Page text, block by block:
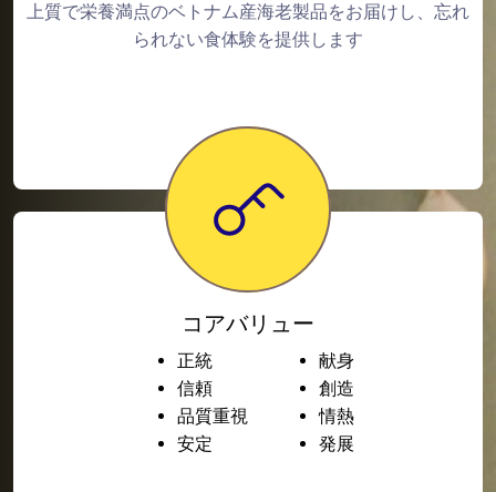
上質で栄養満点のベトナム産海老製品をお届けし、忘れ
られない食体験を提供します
コアバリュー
正統
信頼
品質重視
安定
献身
創造
情熱
発展